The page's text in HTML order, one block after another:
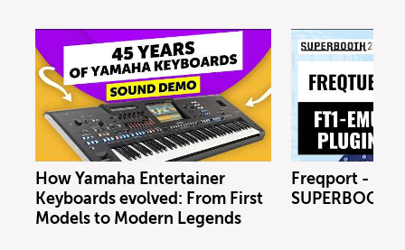
How Yamaha Entertainer
Keyboards evolved: From First
Models to Modern Legends
Freqport -